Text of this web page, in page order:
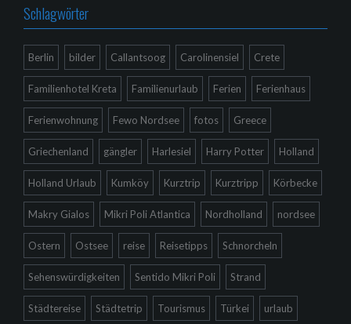
Schlagwörter
Berlin bilder Callantsoog Carolinensiel Crete
Familienhotel Kreta Familienurlaub Ferien Ferienhaus
Ferienwohnung Fewo Nordsee fotos Greece
Griechenland gängler Harlesiel Harry Potter Holland
Holland Urlaub Kumköy Kurztrip Kurztripp Körbecke
Makry Gialos Mikri Poli Atlantica Nordholland nordsee
Ostern Ostsee reise Reisetipps Schnorcheln
Sehenswürdigkeiten Sentido Mikri Poli Strand
Städtereise Städtetrip Tourismus Türkei urlaub